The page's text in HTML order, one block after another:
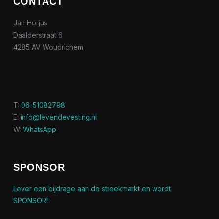
Jan Horjus
Daalderstraat 6
4285 AV Woudrichem
T: 06-51082798
E: info@levendevesting.nl
W: WhatsApp
SPONSOR
Lever een bijdrage aan de streekmarkt en wordt
SPONSOR!